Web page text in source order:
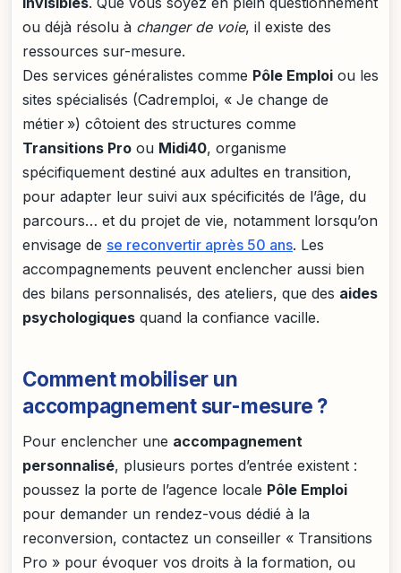
ou déjà résolu à changer de voie, il existe des
ressources sur-mesure.
Des services généralistes comme Pôle Emploi ou les
sites spécialisés (Cadremploi, « Je change de
métier ») côtoient des structures comme
Transitions Pro ou Midi40, organisme
spécifiquement destiné aux adultes en transition,
pour adapter leur suivi aux spécificités de l’âge, du
parcours… et du projet de vie, notamment lorsqu’on
envisage de se reconvertir après 50 ans. Les
accompagnements peuvent enclencher aussi bien
des bilans personnalisés, des ateliers, que des aides
psychologiques quand la confiance vacille.
Comment mobiliser un
accompagnement sur-mesure ?
Pour enclencher une accompagnement
personnalisé, plusieurs portes d’entrée existent :
poussez la porte de l’agence locale Pôle Emploi
pour demander un rendez-vous dédié à la
reconversion, contactez un conseiller « Transitions
Pro » pour évoquer vos droits à la formation, ou